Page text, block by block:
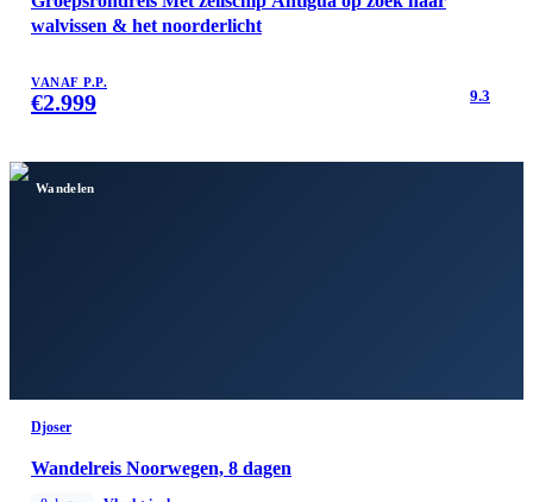
walvissen & het noorderlicht
VANAF P.P.
€2.999 9.3
Wandelen
Djoser
Wandelreis Noorwegen, 8 dagen